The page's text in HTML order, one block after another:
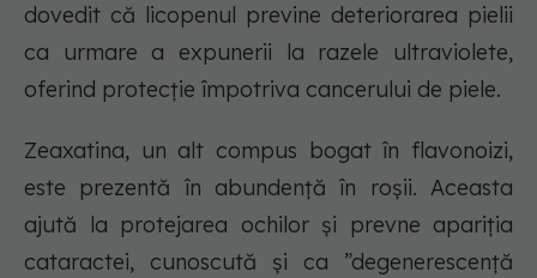
dovedit că licopenul previne deteriorarea pielii
ca urmare a expunerii la razele ultraviolete,
oferind protecție împotriva cancerului de piele.
Zeaxatina, un alt compus bogat în flavonoizi,
este prezentă în abundență în roșii. Aceasta
ajută la protejarea ochilor și prevne apariția
cataractei, cunoscută și ca ”degenerescență